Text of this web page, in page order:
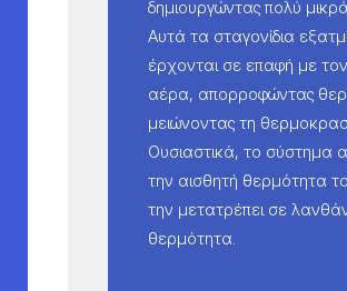
δημιουργώντας πολύ
Αυτά τα σταγονίδια
έρχονται σε επαφή με
αέρα, απορροφώντας
μειώνοντας τη
Ουσιαστικά, το σύστημα
την αισθητή θερμότητα
την μετατρέπει σε
θερμότητα.